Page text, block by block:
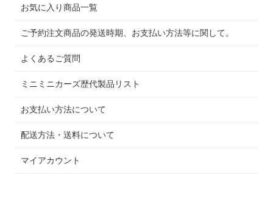
お気に入り商品一覧
ご予約注文商品の発送時期、お支払い方法等に関して。
よくあるご質問
ミニミニカーズ歴代製品リスト
お支払い方法について
配送方法・送料について
マイアカウント